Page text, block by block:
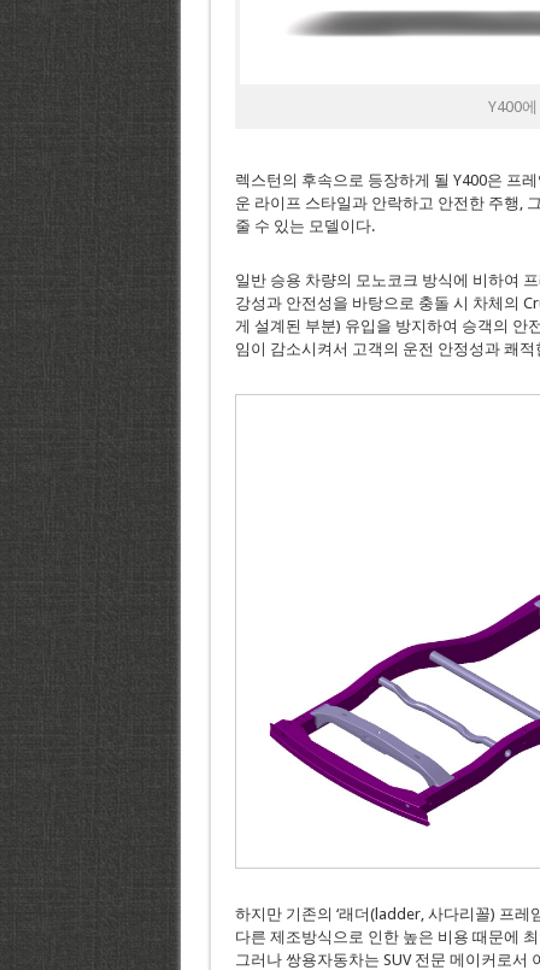
Y400
렉스턴의 후속으로 등장하게 될 Y400은 프
운 라이프 스타일과 안락하고 안전한 주행,
줄 수 있는 모델이다.
일반 승용 차량의 모노코크 방식에 비하여
강성과 안전성을 바탕으로 충돌 시 차체의
게 설계된 부분) 유입을 방지하여 승객의 안
임이 감소시켜서 고객의 운전 안정성과 쾌
하지만 기존의 ‘래더(ladder, 사다리꼴) 프
다른 제조방식으로 인한 높은 비용 때문에
그러나 쌍용자동차는 SUV 전문 메이커로서